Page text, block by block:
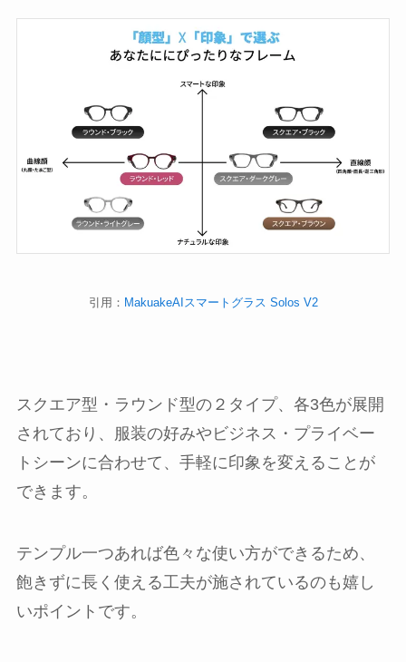
引用： MakuakeAIスマートグラス Solos V2
スクエア型・ラウンド型の２タイプ、各3色が展開
されており、服装の好みやビジネス・プライベー
トシーンに合わせて、手軽に印象を変えることが
できます。
テンプル一つあれば色々な使い方ができるため、
飽きずに長く使える工夫が施されているのも嬉し
いポイントです。